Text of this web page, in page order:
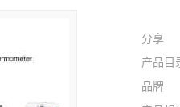
分享
产品目
品牌